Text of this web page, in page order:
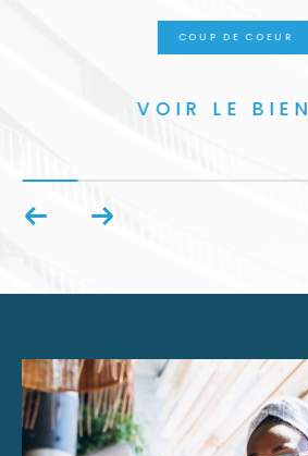
COUP DE COEUR
VOIR LE BIEN